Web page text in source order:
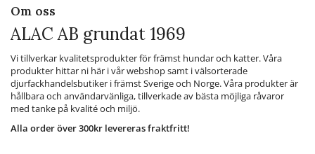
Om oss
ALAC AB grundat 1969
Vi tillverkar kvalitetsprodukter för främst hundar och katter. Våra
produkter hittar ni här i vår webshop samt i välsorterade
djurfackhandelsbutiker i främst Sverige och Norge. Våra produkter är
hållbara och användarvänliga, tillverkade av bästa möjliga råvaror
med tanke på kvalité och miljö.
Alla order över 300kr levereras fraktfritt!